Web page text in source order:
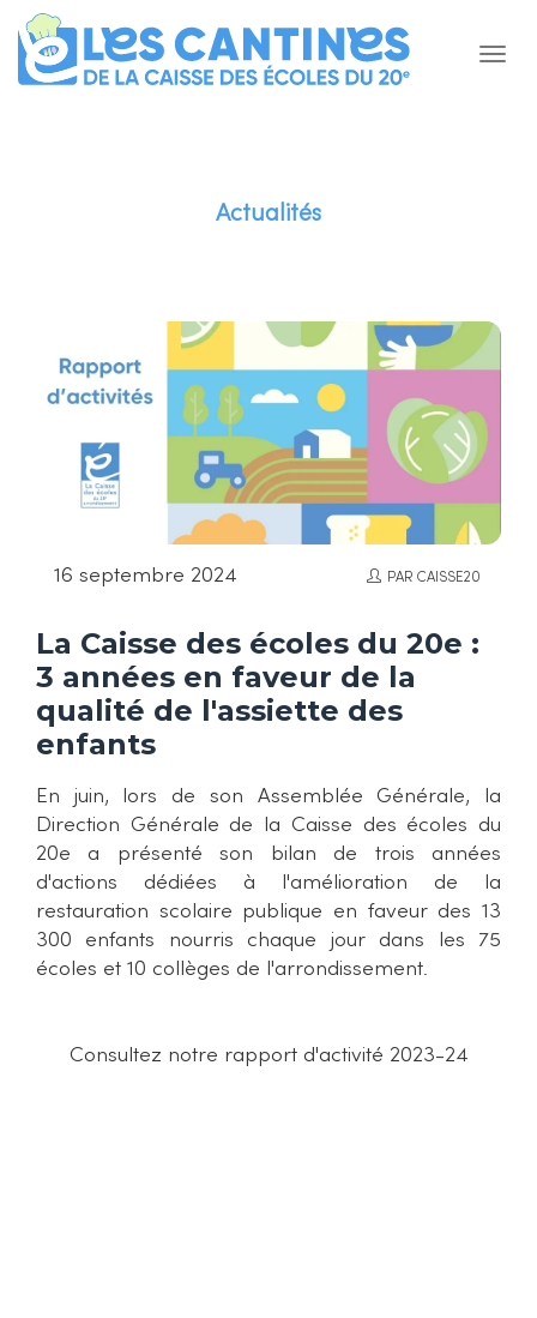
Actualités
16 septembre 2024 PAR CAISSE20
La Caisse des écoles du 20e :
3 années en faveur de la
qualité de l'assiette des
enfants
En juin, lors de son Assemblée Générale, la
Direction Générale de la Caisse des écoles du
20e a présenté son bilan de trois années
d'actions dédiées à l'amélioration de la
restauration scolaire publique en faveur des 13
300 enfants nourris chaque jour dans les 75
écoles et 10 collèges de l'arrondissement.
Consultez notre rapport d'activité 2023-24